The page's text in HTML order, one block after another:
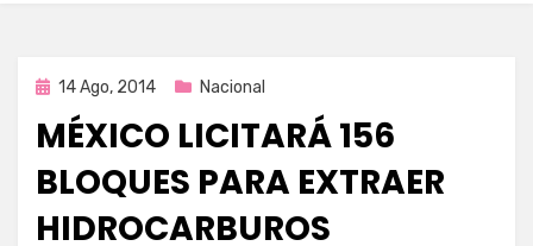
Publicada
14 Ago, 2014 Nacional
MÉXICO LICITARÁ 156
BLOQUES PARA EXTRAER
HIDROCARBUROS